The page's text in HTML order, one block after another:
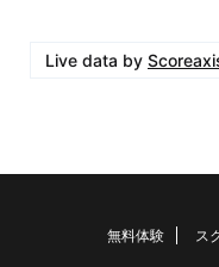
Live data by
無料体験 ス